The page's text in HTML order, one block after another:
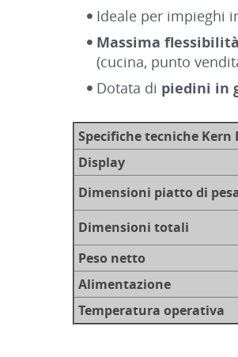
Ideale per impieghi
Massima flessibilità
(cucina, punto
Dotata di piedini in
Specifiche tecniche Kern
Display
Dimensioni piatto di
Dimensioni totali
Peso netto
Alimentazione
Temperatura operativa